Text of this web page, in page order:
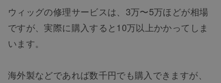
ウィッグの修理サービスは、3万〜5万ほどが相場
ですが、実際に購入すると10万以上かかってしま
います。
海外製などであれば数千円でも購入できますが、